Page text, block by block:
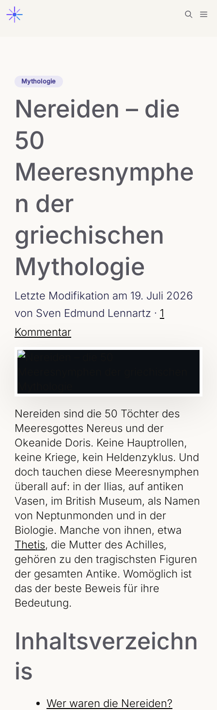
Zum
Inhalt
Mythologie
Nereiden – die
50
Meeresnymphe
n der
griechischen
Mythologie
Letzte Modifikation am 19. Juli 2026
von Sven Edmund Lennartz · 1
Kommentar
Nereiden sind die 50 Töchter des
Meeresgottes Nereus und der
Okeanide Doris. Keine Hauptrollen,
keine Kriege, kein Heldenzyklus. Und
doch tauchen diese Meeresnymphen
überall auf: in der Ilias, auf antiken
Vasen, im British Museum, als Namen
von Neptunmonden und in der
Biologie. Manche von ihnen, etwa
Thetis, die Mutter des Achilles,
gehören zu den tragischsten Figuren
der gesamten Antike. Womöglich ist
das der beste Beweis für ihre
Bedeutung.
Inhaltsverzeichn
is
Wer waren die Nereiden?